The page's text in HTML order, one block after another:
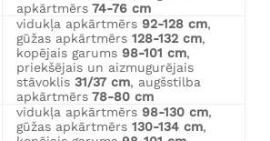
apkārtmērs 74-76 cm
vidukļa apkārtmērs 92-128 cm,
gūžas apkārtmērs 128-132 cm,
kopējais garums 98-101 cm,
priekšējais un aizmugurējais
stāvoklis 31/37 cm, augšstilba
apkārtmērs 78-80 cm
vidukļa apkārtmērs 98-130 cm,
gūžas apkārtmērs 130-134 cm,